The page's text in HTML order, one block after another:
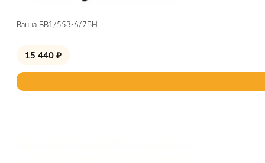
Ванна ВВ1/553-6/7БН
15 440 ₽